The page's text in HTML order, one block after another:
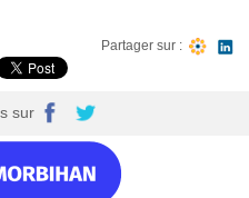
Partager sur :
sur